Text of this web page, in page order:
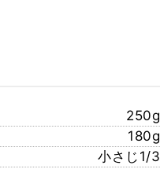
250g
180g
小さじ1/3